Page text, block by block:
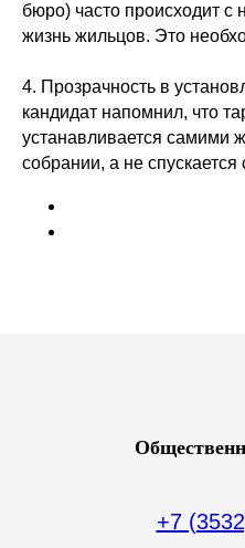
бюро) часто происходит
жизнь жильцов. Это
4. Прозрачность в
кандидат напомнил, что
устанавливается самими
собрании, а не спускается
+7